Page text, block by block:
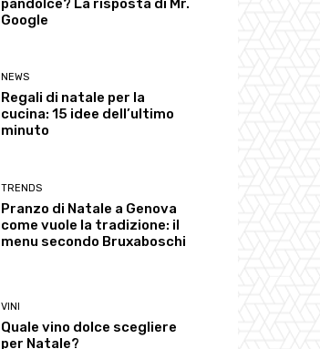
pandolce? La risposta di Mr.
Google
NEWS
Regali di natale per la
cucina: 15 idee dell’ultimo
minuto
TRENDS
Pranzo di Natale a Genova
come vuole la tradizione: il
menu secondo Bruxaboschi
VINI
Quale vino dolce scegliere
per Natale?